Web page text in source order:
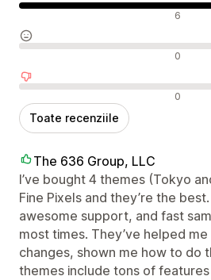
6
0
0
Toate recenziile
The 636 Group, LLC
I’ve bought 4 themes (Tokyo
Fine Pixels and they’re the
awesome support, and fast
most times. They’ve helped
changes, shown me how to do
themes include tons of